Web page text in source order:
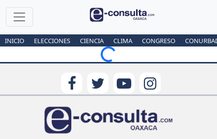
INICIO ELECCIONES CIENCIA CLIMA CONGRESO
Loading...